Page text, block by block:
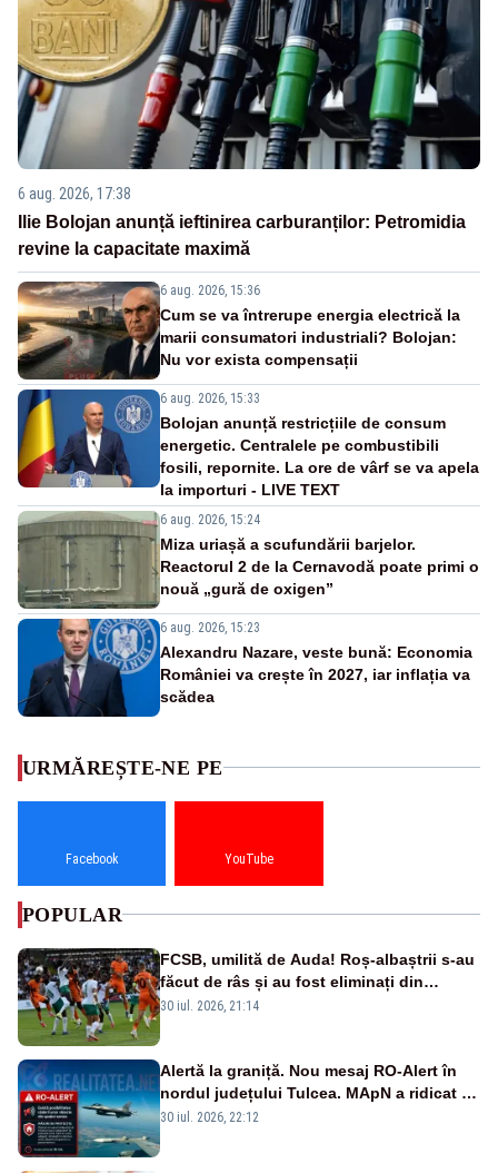
6 aug. 2026, 17:38
Ilie Bolojan anunță ieftinirea carburanților: Petromidia
revine la capacitate maximă
6 aug. 2026, 15:36
Cum se va întrerupe energia electrică la
marii consumatori industriali? Bolojan:
Nu vor exista compensații
6 aug. 2026, 15:33
Bolojan anunță restricțiile de consum
energetic. Centralele pe combustibili
fosili, repornite. La ore de vârf se va apela
la importuri - LIVE TEXT
6 aug. 2026, 15:24
Miza uriașă a scufundării barjelor.
Reactorul 2 de la Cernavodă poate primi o
nouă „gură de oxigen”
6 aug. 2026, 15:23
Alexandru Nazare, veste bună: Economia
României va crește în 2027, iar inflația va
scădea
URMĂREȘTE-NE PE
Facebook YouTube
POPULAR
FCSB, umilită de Auda! Roș-albaștrii s-au
făcut de râs și au fost eliminați din
Conference League
30 iul. 2026, 21:14
Alertă la graniță. Nou mesaj RO-Alert în
nordul județului Tulcea. MApN a ridicat de
la sol două avioane F-16
30 iul. 2026, 22:12